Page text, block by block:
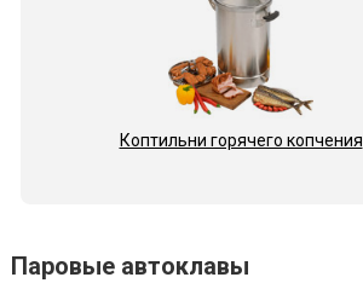
Коптильни горячего копчения
Паровые автоклавы